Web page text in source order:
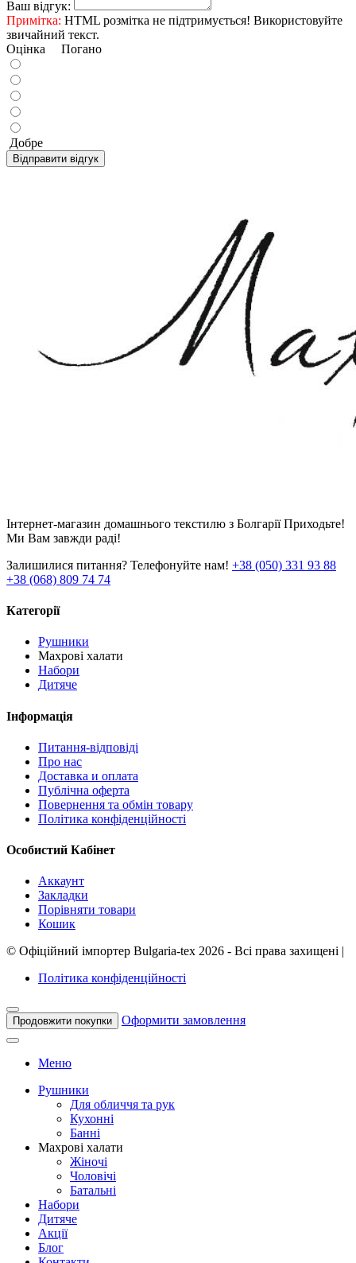
Ваш відгук:
Примітка: HTML розмітка не підтримується! Використовуйте
звичайний текст.
Оцінка Погано
Добре
Відправити відгук
Інтернет-магазин домашнього текстилю з Болгарії Приходьте!
Ми Вам завжди раді!
Залишилися питання? Телефонуйте нам! +38 (050) 331 93 88
+38 (068) 809 74 74
Категорії
Рушники
Махрові халати
Набори
Дитяче
Інформація
Питання-відповіді
Про нас
Доставка и оплата
Публічна оферта
Повернення та обмін товару
Політика конфіденційності
Особистий Кабінет
Аккаунт
Закладки
Порівняти товари
Кошик
© Офіційний імпортер Bulgaria-tex 2026 - Всі права захищені |
Політика конфіденційності
Продовжити покупки Оформити замовлення
Меню
Рушники
Для обличчя та рук
Кухонні
Банні
Махрові халати
Жіночі
Чоловічі
Батальні
Набори
Дитяче
Акції
Блог